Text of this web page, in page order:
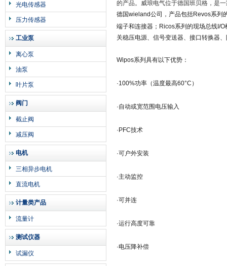
光电传感器
压力传感器
工业泵
离心泵
油泵
叶片泵
阀门
截止阀
减压阀
电机
三相异步电机
直流电机
计量类产品
流量计
测试仪器
试漏仪
的产品。威琅电气位于德国班贝格，是
德国wieland公司，产品包括Revos系列
端子和连接器；Ricos系列的现场总线I/
关稳压电源、信号变送器、接口转换器
Wipos系列具有以下优势：
·100%功率（温度最高60°C）
·自动或宽范围电压输入
·PFC技术
·可户外安装
·主动监控
·可并连
·运行高度可靠
·电压降补偿